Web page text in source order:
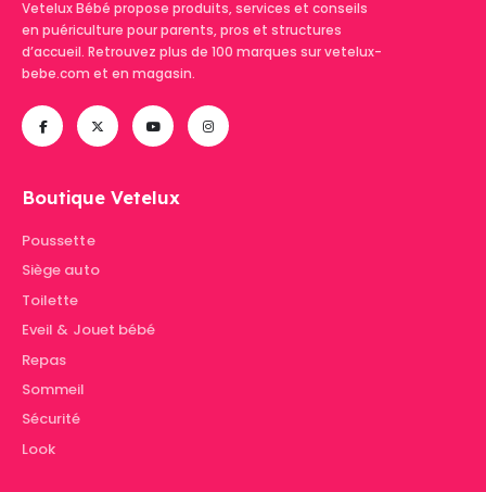
Vetelux Bébé propose produits, services et conseils
en puériculture pour parents, pros et structures
d’accueil. Retrouvez plus de 100 marques sur vetelux-
bebe.com et en magasin.
Boutique Vetelux
Poussette
Siège auto
Toilette
Eveil & Jouet bébé
Repas
Sommeil
Sécurité
Look